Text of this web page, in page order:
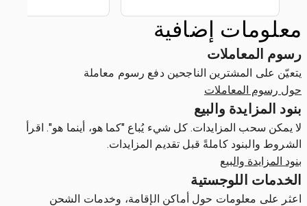
معلومات إضافية
رسوم المعاملات
يتعيّن على المشترين الناجحين دفع رسوم معاملة
حول رسوم المعاملات
بنود المزايدة والبيع
لا يمكن سحب المزايدات. كل شيء يُباع "كما هو، أينما هو". اقرأ
الشروط والبنود كاملةً قبل تقديم المزايدات.
بنود المزايدة والبيع
الخدمات اللوجستية
اعثر على معلومات حول أماكن الإقامة، وخدمات الشحن